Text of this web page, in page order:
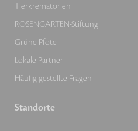
Tierkrematorien
ROSENGARTEN-Stiftung
Grüne Pfote
Lokale Partner
Häufig gestellte Fragen
Standorte